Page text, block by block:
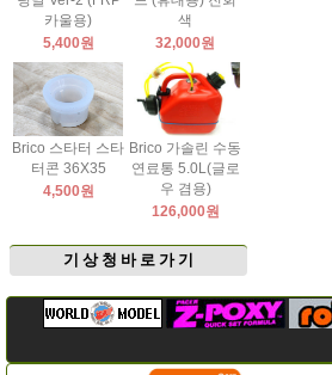
카울용)
5,400원
색
32,000원
Brico 스타터 스타
터콘 36X35
4,500원
Brico 가솔린 수동
연료통 5.0L(글로
우 겸용)
126,000원
기 상 청 바 로 가 기